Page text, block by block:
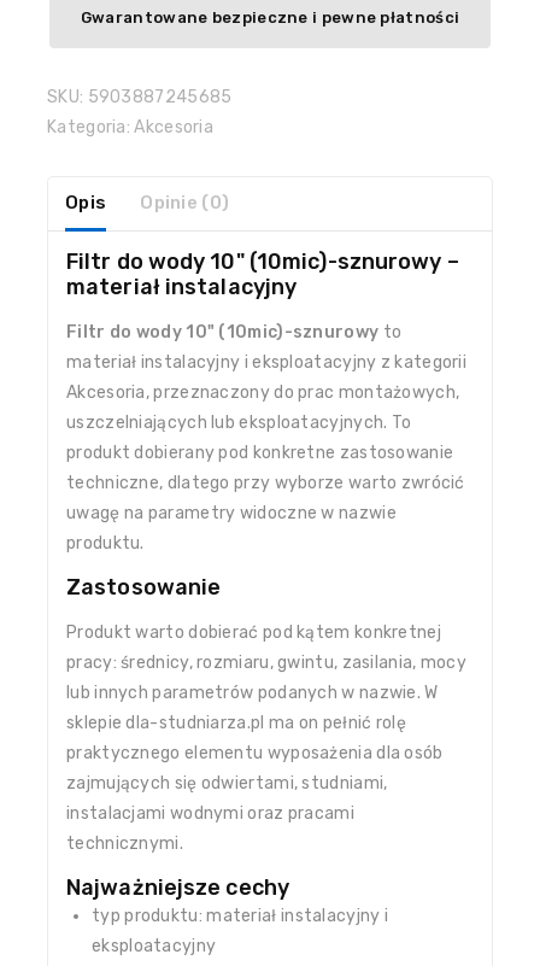
Gwarantowane bezpieczne i pewne płatności
SKU: 5903887245685
Kategoria:Akcesoria
Opis Opinie (0)
Filtr do wody 10" (10mic)-sznurowy –
materiał instalacyjny
Filtr do wody 10" (10mic)-sznurowy to
materiał instalacyjny i eksploatacyjny z kategorii
Akcesoria, przeznaczony do prac montażowych,
uszczelniających lub eksploatacyjnych. To
produkt dobierany pod konkretne zastosowanie
techniczne, dlatego przy wyborze warto zwrócić
uwagę na parametry widoczne w nazwie
produktu.
Zastosowanie
Produkt warto dobierać pod kątem konkretnej
pracy: średnicy, rozmiaru, gwintu, zasilania, mocy
lub innych parametrów podanych w nazwie. W
sklepie dla-studniarza.pl ma on pełnić rolę
praktycznego elementu wyposażenia dla osób
zajmujących się odwiertami, studniami,
instalacjami wodnymi oraz pracami
technicznymi.
Najważniejsze cechy
typ produktu: materiał instalacyjny i
eksploatacyjny